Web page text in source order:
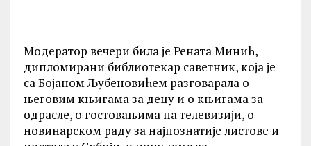
Модератор вечери била је Рената Минић,
дипломирани библиотекар саветник, која је
са Бојаном Љубеновићем разговарала о
његовим књигама за децу и о књигама за
одрасле, о гостовањима на телевизији, о
новинарском раду за најпознатије листове и